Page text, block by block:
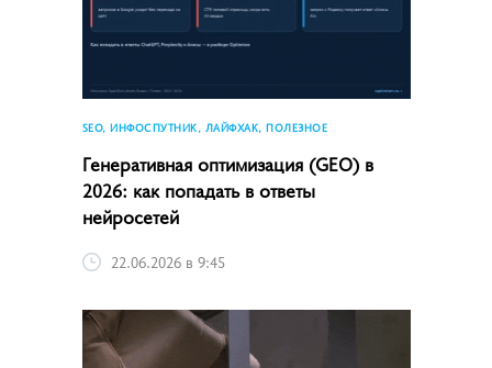
SEO, ИНФОСПУТНИК, ЛАЙФХАК, ПОЛЕЗНОЕ
Генеративная оптимизация (GEO) в
2026: как попадать в ответы
нейросетей
22.06.2026 в 9:45